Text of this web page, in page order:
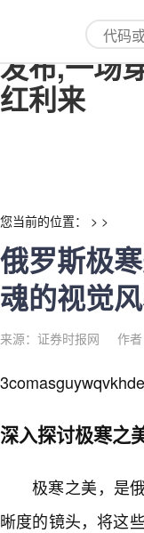
俄罗斯极
发布,一场
红利来
您当前的位置： > >
俄罗斯极
魂的视觉
来源：证券时报网 作
深入探讨极寒之
极寒之美，是
晰度的镜头，将这